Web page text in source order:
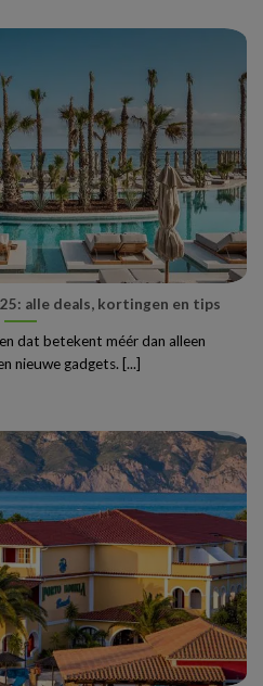
alle deals, kortingen en tips
dat betekent méér dan alleen
nieuwe gadgets. [...]